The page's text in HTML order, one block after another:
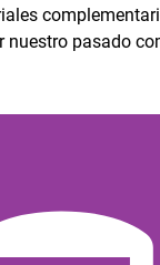
nuestro pasado